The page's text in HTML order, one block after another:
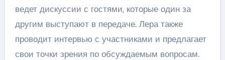
ведет дискуссии с гостями, которые один за
другим выступают в передаче. Лера также
проводит интервью с участниками и предлагает
свои точки зрения по обсуждаемым вопросам.